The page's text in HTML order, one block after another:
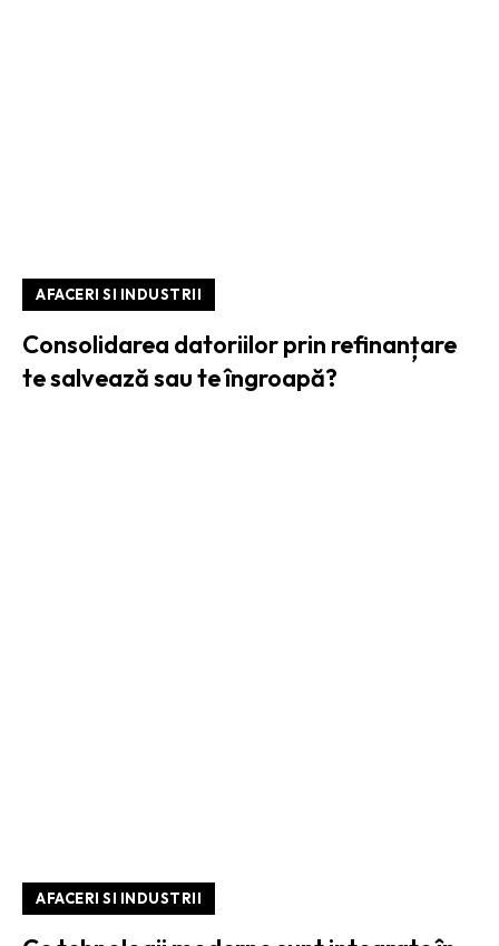
AFACERI SI INDUSTRII
Consolidarea datoriilor prin refinanțare
te salvează sau te îngroapă?
AFACERI SI INDUSTRII